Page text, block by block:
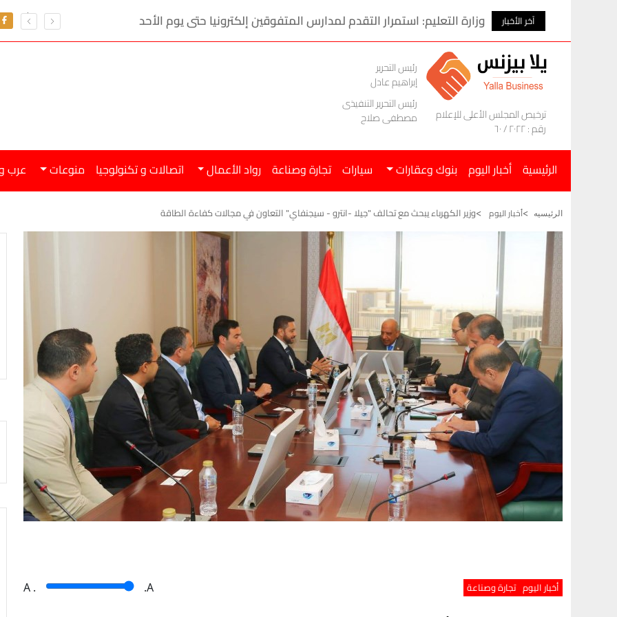
آخر الأخبار البورصة المصرية تربح 167 مليار جنيه خلال الأسبوع الماضى وزير الاستثمار : 9.68 مليار دولار حجم التجارة بين
ترخيص المجلس الأعلى للإعلام
رقم : ٢٠٢٢ / ٦٠
رئيس التحرير
إبراهيم عادل
رئيس التحرير التنفيذى
مصطفى صلاح
الرئيسية أخبار اليوم بنوك وعقارات سيارات تجارة وصناعة رواد الأعمال اتصالات و تكنولوجيا منوعات عرب
الرئيسيه أخبار اليوم وزير الكهرباء يبحث مع تحالف "جيلا -انترو - سيجنفاي" التعاون في مجالات كفاءة الطاقة
أخبار اليوم تجارة وصناعة A . .A